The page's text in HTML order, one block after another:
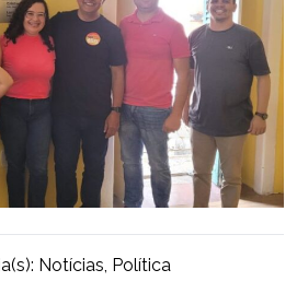
Notícias, Política